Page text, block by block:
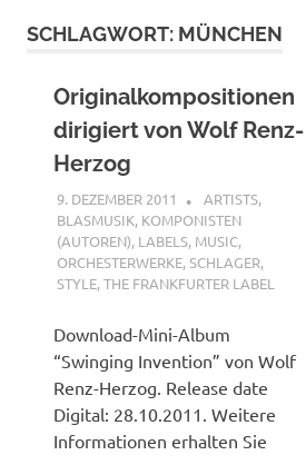
SCHLAGWORT: MÜNCHEN
Originalkompositionen
dirigiert von Wolf Renz-
Herzog
9. DEZEMBER 2011 MCDP-
ARTISTS,
BLASMUSIK, KOMPONISTEN
(AUTOREN), LABELS, MUSIC,
ORCHESTERWERKE,SCHLAGER,
STYLE,THE FRANKFURTER LABEL
Download-Mini-Album
“Swinging Invention” von Wolf
Renz-Herzog. Release date
Digital: 28.10.2011. Weitere
Informationen erhalten Sie